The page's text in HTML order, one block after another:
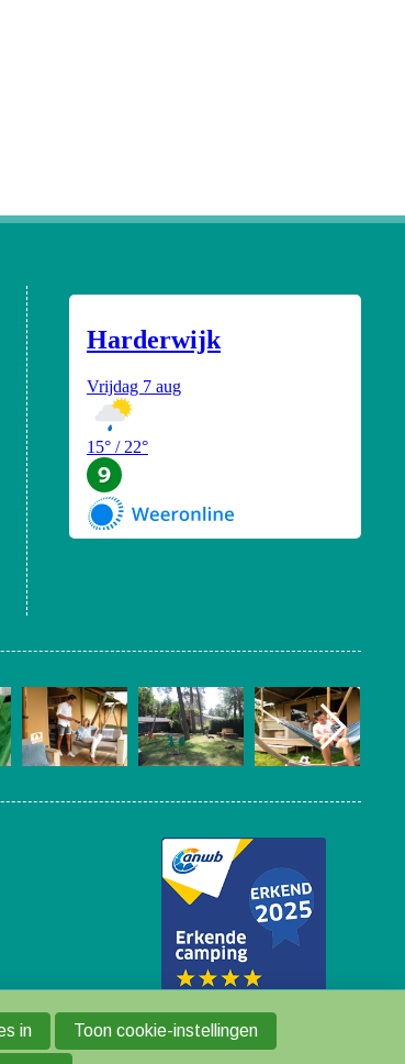
in Toon cookie-instellingen